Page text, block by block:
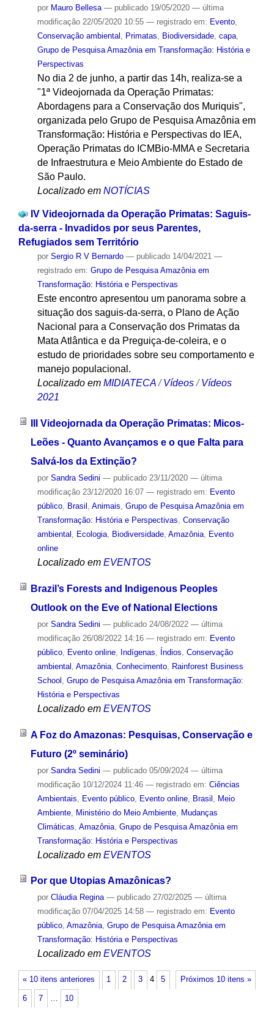
por Mauro Bellesa — publicado19/05/2020 — última
modificação22/05/2020 10:55 — registrado em: Evento,
Conservação ambiental
Primatas Biodiversidade, capa,
Grupo de Pesquisa Amazônia em Transformação: História e
Perspectivas
No dia 2 de junho, a partir das 14h, realiza-se a
"1ª Videojornada da Operação Primatas:
Abordagens para a Conservação dos Muriquis",
organizada pelo Grupo de Pesquisa Amazônia em
Transformação: História e Perspectivas do IEA,
Operação Primatas do ICMBio-MMA e Secretaria
de Infraestrutura e Meio Ambiente do Estado de
São Paulo.
Localizado em NOTÍCIAS
IV Videojornada da Operação Primatas: Saguis-
da-serra - Invadidos por seus Parentes,
Refugiados sem Território
por Sergio R V Bernardo — publicado14/04/2021 —
registrado em: Grupo de Pesquisa Amazônia em
Transformação: História e Perspectivas
Este encontro apresentou um panorama sobre a
situação dos saguis-da-serra, o Plano de Ação
Nacional para a Conservação dos Primatas da
Mata Atlântica e da Preguiça-de-coleira, e o
estudo de prioridades sobre seu comportamento e
manejo populacional.
Localizado em MIDIATECA / Vídeos / Vídeos
2021
III Videojornada da Operação Primatas: Micos-
Leões - Quanto Avançamos e o que Falta para
Salvá-los da Extinção?
por Sandra Sedini — publicado23/11/2020 — última
modificação23/12/2020 16:07 — registrado em: Evento
público, Brasil , Animais, Grupo de Pesquisa Amazônia em
Transformação: História e Perspectivas, Conservação
ambiental , Ecologia, Biodiversidade, Amazônia, Evento
online
Localizado em EVENTOS
Brazil’s Forests and Indigenous Peoples
Outlook on the Eve of National Elections
por Sandra Sedini — publicado24/08/2022 — última
modificação26/08/2022 14:16 — registrado em: Evento
público, Evento online, Indígenas Índios Conservação
ambiental
Amazônia, Conhecimento,
Rainforest Business
School
Grupo de Pesquisa Amazônia em Transformação:
História e Perspectivas
Localizado em EVENTOS
A Foz do Amazonas: Pesquisas, Conservação e
Futuro (2º seminário)
por Sandra Sedini — publicado05/09/2024 — última
modificação10/12/2024 11:46 — registrado em: Ciências
Ambientais
Evento público, Evento online, Brasil
Meio
Ambiente, Ministério do Meio Ambiente, Mudanças
Climáticas Amazônia, Grupo de Pesquisa Amazônia em
Transformação: História e Perspectivas
Localizado em EVENTOS
Por que Utopias Amazônicas?
por Cláudia Regina — publicado27/02/2025 — última
modificação07/04/2025 14:58 — registrado em: Evento
público, Amazônia, Grupo de Pesquisa Amazônia em
Transformação: História e Perspectivas
Localizado em EVENTOS
« 10 itens anteriores Próximos 10 itens »
1 2 3 4 5
6 7 … 10